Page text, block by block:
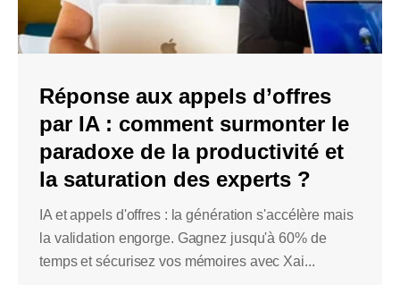
Réponse aux appels d’offres
par IA : comment surmonter le
paradoxe de la productivité et
la saturation des experts ?
IA et appels d'offres : la génération s'accélère mais
la validation engorge. Gagnez jusqu'à 60% de
temps et sécurisez vos mémoires avec Xai...